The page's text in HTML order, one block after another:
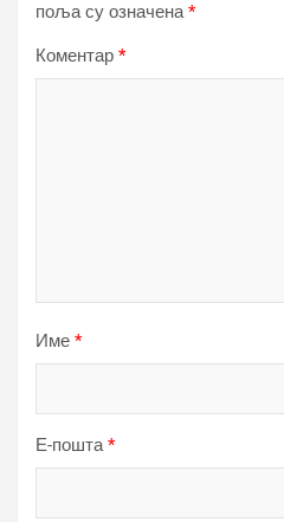
поља су означена*
Коментар *
Име *
Е-пошта*